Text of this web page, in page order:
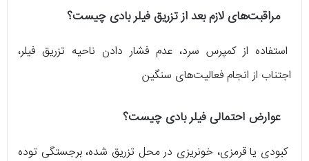
مراقبت‌های لازم بعد از تزریق فیلر بادی چیست؟
استفاده از کمپرس سرد، عدم فشار دادن ناحیه تزریق فیلر،
اجتناب از انجام فعالیت‌های سنگین
عوارض احتمالی فیلر بادی چیست؟
کبودی یا قرمزی، خونریزی در محل تزریق شده، برجستگی توده